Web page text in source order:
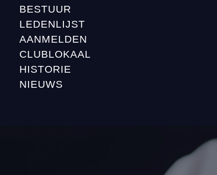
BESTUUR
LEDENLIJST
AANMELDEN
CLUBLOKAAL
HISTORIE
NIEUWS